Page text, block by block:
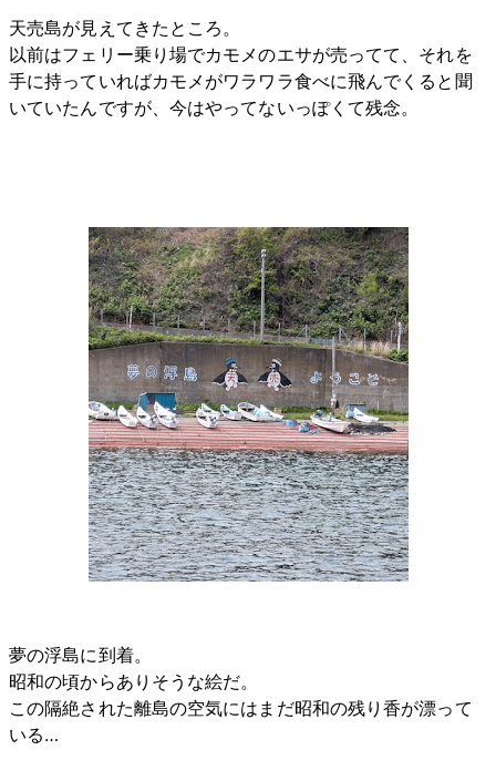
天売島が見えてきたところ。
以前はフェリー乗り場でカモメのエサが売ってて、それを
手に持っていればカモメがワラワラ食べに飛んでくると聞
いていたんですが、今はやってないっぽくて残念。
夢の浮島に到着。
昭和の頃からありそうな絵だ。
この隔絶された離島の空気にはまだ昭和の残り香が漂って
いる…